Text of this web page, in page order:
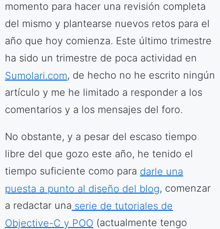
momento para hacer una revisión completa
del mismo y plantearse nuevos retos para el
año que hoy comienza. Este último trimestre
ha sido un trimestre de poca actividad en
Sumolari.com, de hecho no he escrito ningún
artículo y me he limitado a responder a los
comentarios y a los mensajes del foro.
No obstante, y a pesar del escaso tiempo
libre del que gozo este año, he tenido el
tiempo suficiente como para darle una
puesta a punto al diseño del blog, comenzar
a redactar una serie de tutoriales de
Objective-C y POO (actualmente tengo